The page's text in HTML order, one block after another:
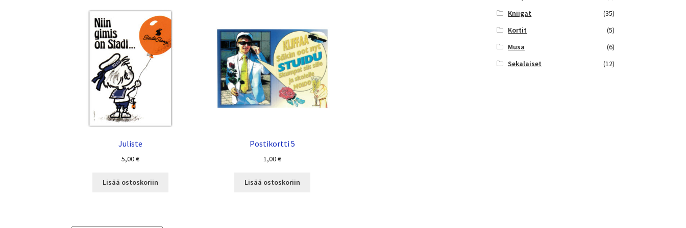
Juliste
5,00€
Lisää ostoskoriin
Postikortti 5
1,00€
Lisää ostoskoriin
Kniigat
(35)
Kortit
(5)
Musa
(6)
Sekalaiset
(12)